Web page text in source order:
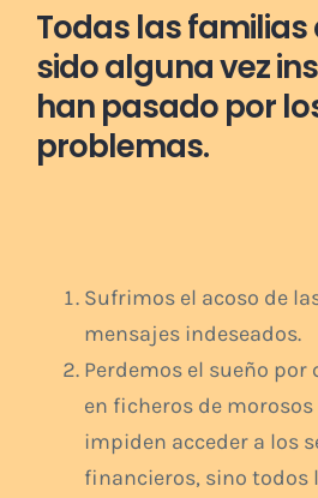
Todas las familias
sido alguna vez
han pasado por
problemas.
Sufrimos el acoso de
mensajes indeseados.
Perdemos el sueño por
en ficheros de morosos
impiden acceder a los
financieros, sino todos